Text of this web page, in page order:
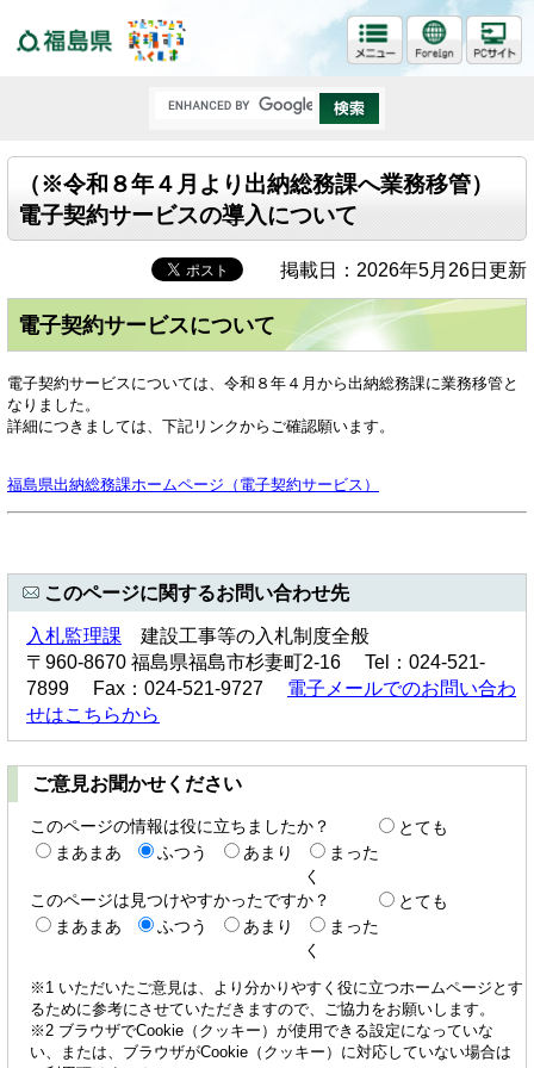
（※令和８年４月より出納総務課へ業務移管）
電子契約サービスの導入について
掲載日：2026年5月26日更新
電子契約サービスについて
電子契約サービスについては、令和８年４月から出納総務課に業務移管と
なりました。
詳細につきましては、下記リンクからご確認願います。
福島県出納総務課ホームページ（電子契約サービス）
このページに関するお問い合わせ先
入札監理課 建設工事等の入札制度全般
〒960-8670 福島県福島市杉妻町2-16 Tel：024-521-
7899 Fax：024-521-9727 電子メールでのお問い合わ
せはこちらから
ご意見お聞かせください
このページの情報は役に立ちましたか？
とても
まあまあ
ふつう あまり
まった
く
このページは見つけやすかったですか？
とても
まあまあ
ふつう あまり
まった
く
※1 いただいたご意見は、より分かりやすく役に立つホームページとす
るために参考にさせていただきますので、ご協力をお願いします。
※2 ブラウザでCookie（クッキー）が使用できる設定になっていな
い、または、ブラウザがCookie（クッキー）に対応していない場合は